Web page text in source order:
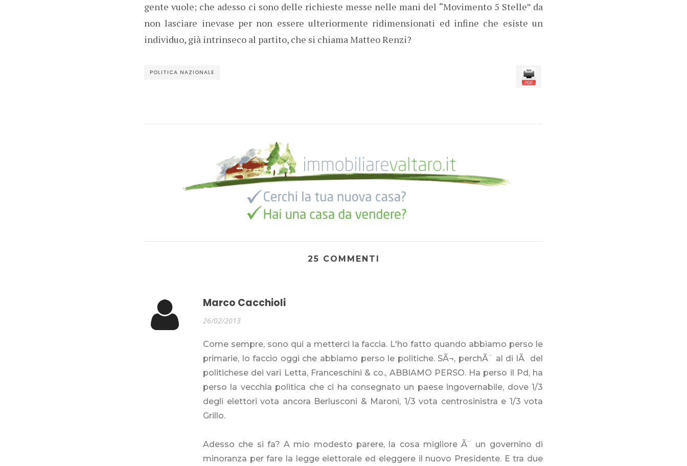
gente vuole; che adesso ci sono delle richieste messe nelle mani del “Movimento 5 Stelle” da
non lasciare inevase per non essere ulteriormente ridimensionati ed infine che esiste un
individuo, già intrinseco al partito, che si chiama Matteo Renzi?
POLITICA NAZIONALE
25 COMMENTI
Marco Cacchioli
26/02/2013
Come sempre, sono qui a metterci la faccia. L'ho fatto quando abbiamo perso le
primarie, lo faccio oggi che abbiamo perso le politiche. SÃ¬, perchÃ¨ al di lÃ del
politichese dei vari Letta, Franceschini & co., ABBIAMO PERSO. Ha perso il Pd, ha
perso la vecchia politica che ci ha consegnato un paese ingovernabile, dove 1/3
degli elettori vota ancora Berlusconi & Maroni, 1/3 vota centrosinistra e 1/3 vota
Grillo.
Adesso che si fa? A mio modesto parere, la cosa migliore Ã¨ un governino di
minoranza per fare la legge elettorale ed eleggere il nuovo Presidente. E tra due